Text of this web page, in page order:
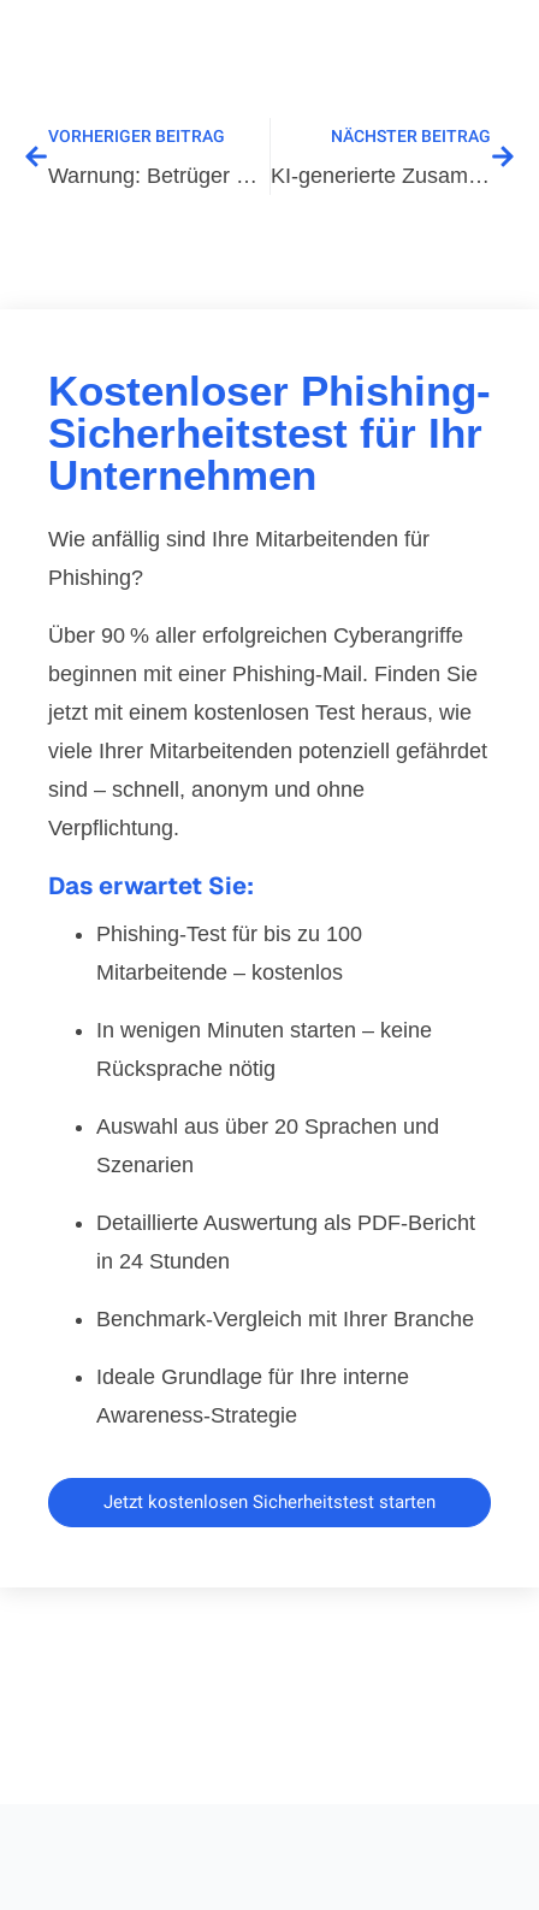
VORHERIGER BEITRAG
Warnung: Betrüger haben es auf WhatsApp-Nutzer abgesehen
NÄCHSTER BEITRAG
KI-generierte Zusammenfassungen schlagen fälschlicherweise Phishing-Seiten vor
Kostenloser Phishing-
Sicherheitstest für Ihr
Unternehmen
Wie anfällig sind Ihre Mitarbeitenden für
Phishing?
Über 90 % aller erfolgreichen Cyberangriffe
beginnen mit einer Phishing-Mail. Finden Sie
jetzt mit einem kostenlosen Test heraus, wie
viele Ihrer Mitarbeitenden potenziell gefährdet
sind – schnell, anonym und ohne
Verpflichtung.
Das erwartet Sie:
Phishing-Test für bis zu 100
Mitarbeitende – kostenlos
In wenigen Minuten starten – keine
Rücksprache nötig
Auswahl aus über 20 Sprachen und
Szenarien
Detaillierte Auswertung als PDF-Bericht
in 24 Stunden
Benchmark-Vergleich mit Ihrer Branche
Ideale Grundlage für Ihre interne
Awareness-Strategie
Jetzt kostenlosen Sicherheitstest starten